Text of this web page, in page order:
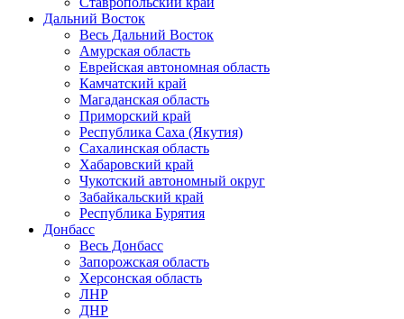
Дальний Восток
Весь Дальний Восток
Амурская область
Еврейская автономная область
Камчатский край
Магаданская область
Приморский край
Республика Саха (Якутия)
Сахалинская область
Хабаровский край
Чукотский автономный округ
Забайкальский край
Республика Бурятия
Донбасс
Весь Донбасс
Запорожская область
Херсонская область
ЛНР
ДНР